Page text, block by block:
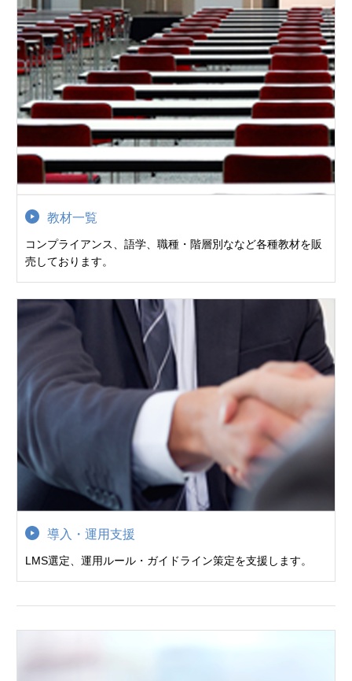
教材一覧
コンプライアンス、語学、職種・階層別ななど各種教材を販
売しております。
導入・運用支援
LMS選定、運用ルール・ガイドライン策定を支援します。